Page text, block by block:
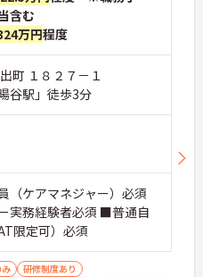
含む
万円程度
町 １８２７－１
谷駅」徒歩3分
（ケアマネジャー）必須
実務経験者必須 ■普通自
限定可）必須
み
研修制度あり